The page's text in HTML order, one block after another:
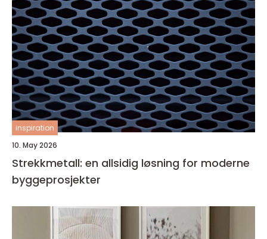
inspiration
10. May 2026
Strekkmetall: en allsidig løsning for moderne
byggeprosjekter